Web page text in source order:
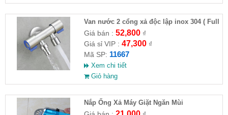
Van nước 2 cổng xả độc lập inox 304 ( Full
VAT )
Giá bán : 52,800₫
Giá sỉ VIP : 47,300₫
Mã SP: 11667
Xem chi tiết
Giỏ hàng
Nắp Ống Xả Máy Giặt Ngăn Mùi